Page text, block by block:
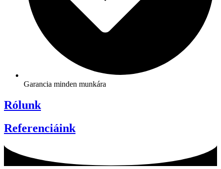
Garancia minden munkára
Rólunk
Referenciáink